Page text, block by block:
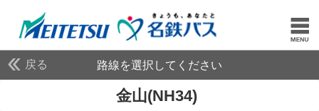
戻る 路線を選択してください
金山(NH34)